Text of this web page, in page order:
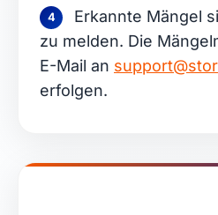
4
Erkannte Mängel
zu melden. Die
E-Mail an
erfolgen.